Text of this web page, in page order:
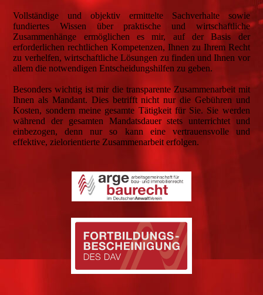
Vollständige und objektiv ermittelte Sachverhalte sowie
fundiertes Wissen über praktische und wirtschaftliche
Zusammenhänge ermöglichen es mir, auf der Basis der
erforderlichen rechtlichen Kompetenzen, Ihnen zu Ihrem Recht
zu verhelfen, wirtschaftliche Lösungen zu finden und Ihnen vor
allem die notwendigen Entscheidungshilfen zu geben.
Besonders wichtig ist mir die transparente Zusammenarbeit mit
Ihnen als Mandant. Dies betrifft nicht nur die Gebühren und
Kosten, sondern meine gesamte Tätigkeit für Sie. Sie werden
während der gesamten Mandatsdauer stets unterrichtet und
einbezogen, denn nur so kann eine vertrauensvolle und
effektive, zielorientierte Zusammenarbeit erfolgen.